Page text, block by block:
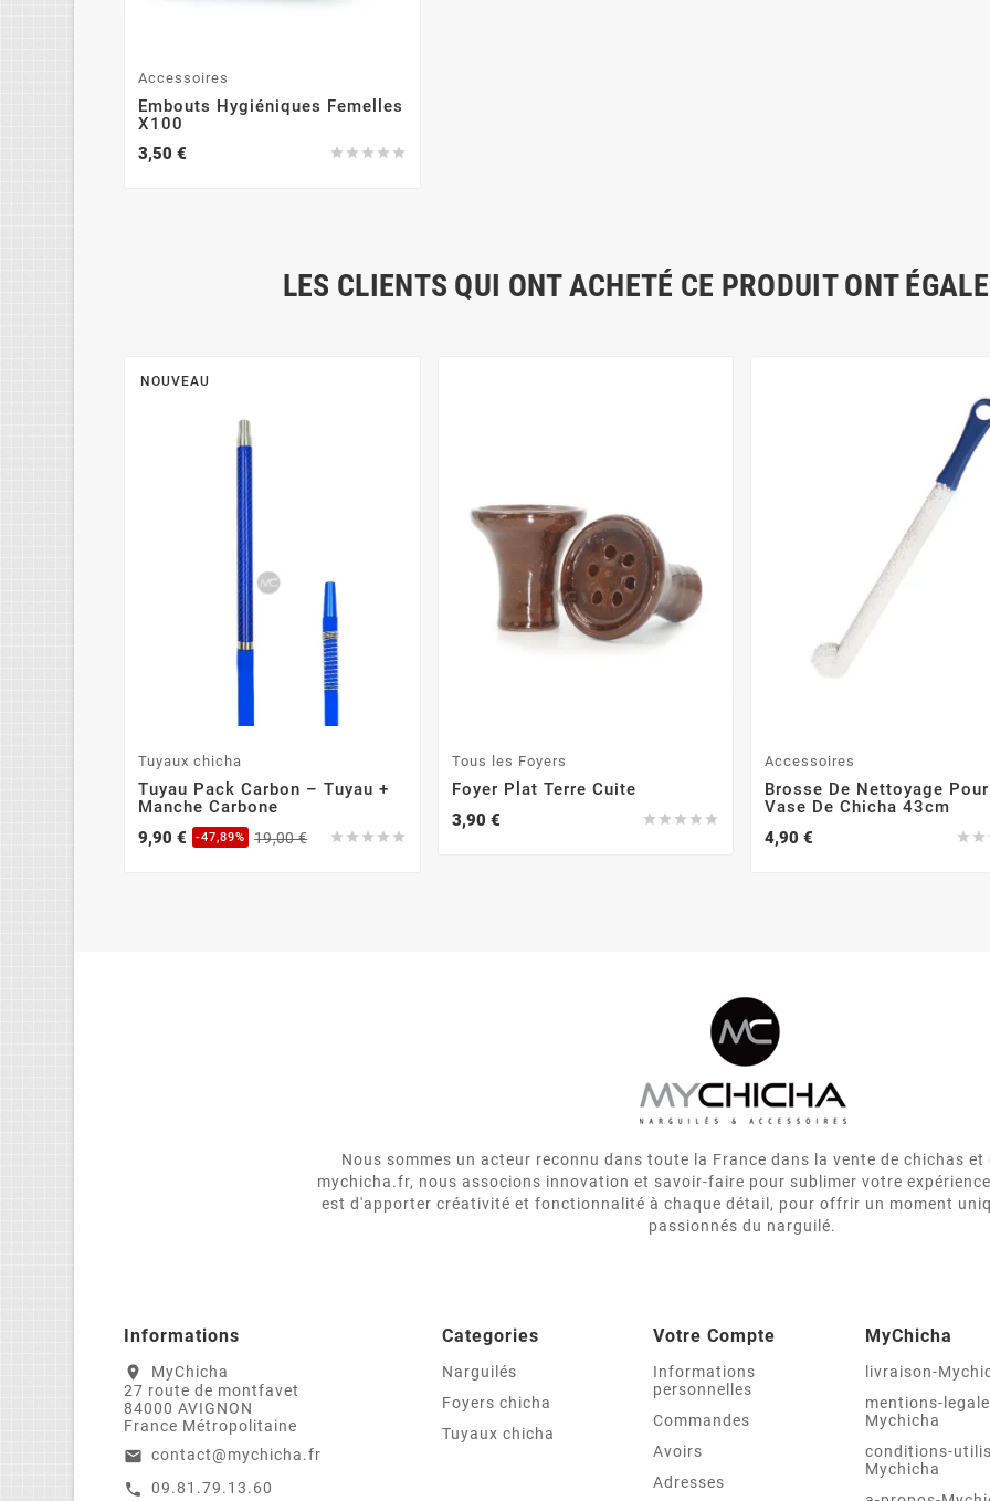
Accessoires
Embouts Hygiéniques Femelles
X100
    
3,50 €
LES CLIENTS QUI ONT ACHETÉ CE PRODUIT ONT
NOUVEAU
Tuyaux chicha
Tuyau Pack Carbon – Tuyau +
Manche Carbone
    
9,90 € -47,89% 19,00 €
Tous les Foyers
Foyer Plat Terre Cuite
    
3,90 €
Accessoires
Brosse De Nettoyage Pour
Vase De Chicha 43cm
 
4,90 €
Nous sommes un acteur reconnu dans toute la France dans la vente de chichas et
mychicha.fr, nous associons innovation et savoir-faire pour sublimer votre
est d'apporter créativité et fonctionnalité à chaque détail, pour offrir un moment
passionnés du narguilé.
Informations
location_on
MyChicha
27 route de montfavet
84000 AVIGNON
France Métropolitaine
email contact@mychicha.fr
call 09.81.79.13.60
Categories
Narguilés
Foyers chicha
Tuyaux chicha
Votre Compte
Informations
personnelles
Commandes
Avoirs
Adresses
MyChicha
livraison-
mentions-
Mychicha
conditions-
Mychicha